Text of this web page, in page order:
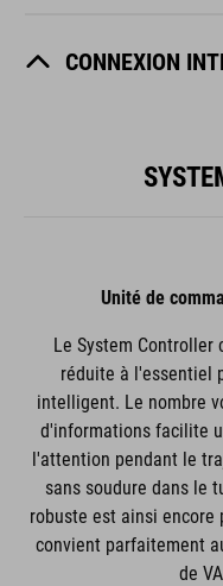
CONNEXION
Unité de
Le System Controller
réduite à l'essentiel
intelligent. Le nombre
d'informations facilite
l'attention pendant le
sans soudure dans le
robuste est ainsi encore
convient parfaitement
de